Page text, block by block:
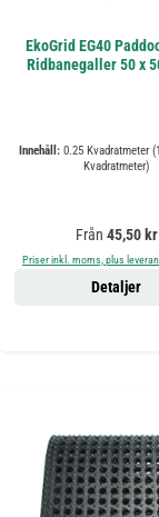
EkoGrid EG40
Ridbanegaller 50 x
Innehåll: 0.25 Kvadratmeter
Kvadratmeter)
Ordinarie pris:
Från 45,50 kr
Priser inkl. moms, plus
Detaljer